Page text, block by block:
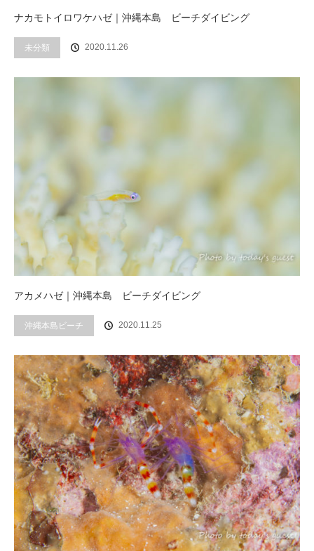
ナカモトイロワケハゼ｜沖縄本島 ビーチダイビング
未分類 2020.11.26
アカメハゼ｜沖縄本島 ビーチダイビング
沖縄本島ビーチ 2020.11.25